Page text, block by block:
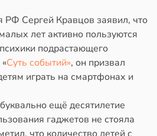
РФ Сергей Кравцов заявил, что
лет активно пользуются
подрастающего
Суть событий», он призвал
играть на смартфонах и
ещё десятилетие
гаджетов не стояла